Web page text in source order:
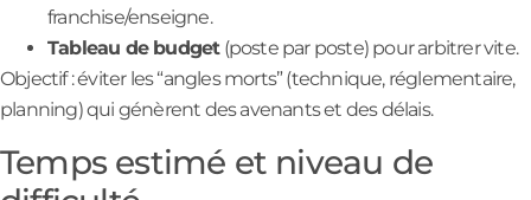
franchise/enseigne.
Tableau de budget(poste par poste) pour arbitrer vite.
Objectif : éviter les “angles morts” (technique, réglementaire,
planning) qui génèrent des avenants et des délais.
Temps estimé et niveau de